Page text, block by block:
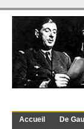
Accueil De